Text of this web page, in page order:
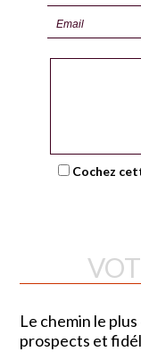
Cochez
Le chemin le
prospects et